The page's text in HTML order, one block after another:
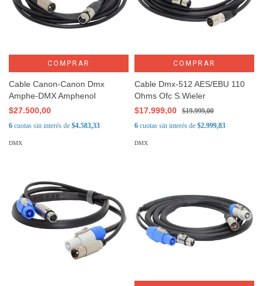
COMPRAR
Cable Canon-Canon Dmx
Amphe-DMX Amphenol
$27.500,00
6 cuotas sin interés de $4.583,33
DMX
COMPRAR
Cable Dmx-512 AES/EBU 110
Ohms Ofc S.Wieler
$17.999,00
$19.999,00
6 cuotas sin interés de $2.999,83
DMX